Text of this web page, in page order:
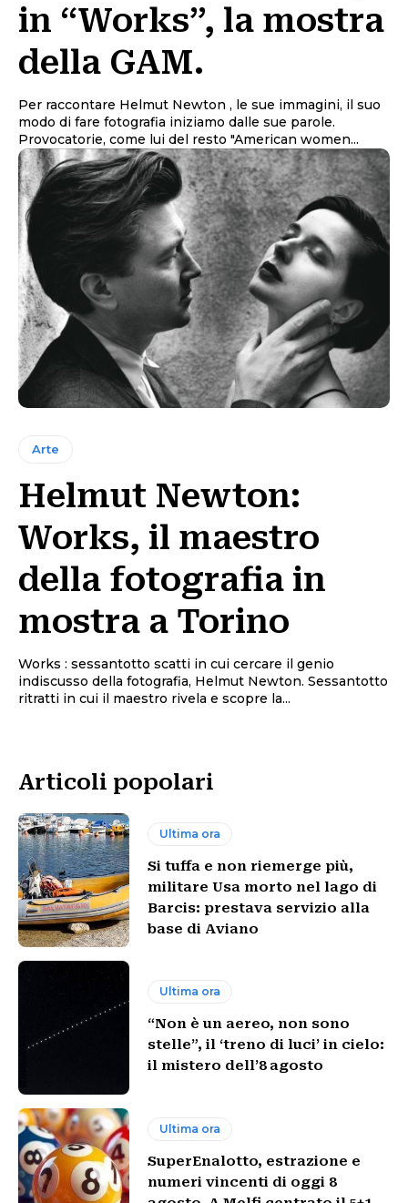
in “Works”, la mostra
della GAM.
Per raccontare Helmut Newton , le sue immagini, il suo
modo di fare fotografia iniziamo dalle sue parole.
Provocatorie, come lui del resto "American women...
Arte
Helmut Newton:
Works, il maestro
della fotografia in
mostra a Torino
Works : sessantotto scatti in cui cercare il genio
indiscusso della fotografia, Helmut Newton. Sessantotto
ritratti in cui il maestro rivela e scopre la...
Articoli popolari
Ultima ora
Si tuffa e non riemerge più,
militare Usa morto nel lago di
Barcis: prestava servizio alla
base di Aviano
Ultima ora
“Non è un aereo, non sono
stelle”, il ‘treno di luci’ in cielo:
il mistero dell’8 agosto
Ultima ora
SuperEnalotto, estrazione e
numeri vincenti di oggi 8